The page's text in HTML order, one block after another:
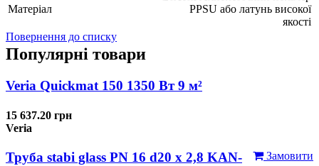
Матеріал
PPSU або латунь високої
якості
Повернення до списку
Популярні товари
Veria Quickmat 150 1350 Вт 9 м²
15 637.20 грн
Veria
Замовити
Труба stabi glass PN 16 d20 х 2,8 KAN-